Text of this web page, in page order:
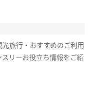
旅行・おすすめのご利用
リーお役立ち情報をご紹